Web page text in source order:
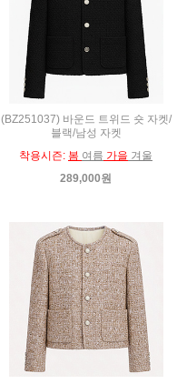
(BZ251037) 바운드 트위드 숏 자켓/
블랙/남성 자켓
착용시즌: 봄 여름 가을 겨울
289,000원